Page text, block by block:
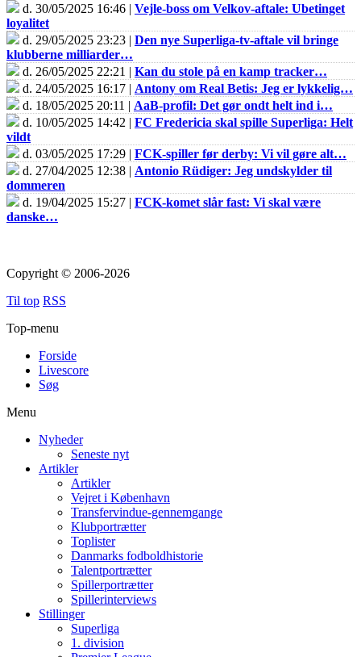
d. 30/05/2025 16:46 | Vejle-boss om Velkov-aftale: Ubetinget
loyalitet
d. 29/05/2025 23:23 | Den nye Superliga-tv-aftale vil bringe
klubberne milliarder…
d. 26/05/2025 22:21 | Kan du stole på en kamp tracker…
d. 24/05/2025 16:17 | Antony om Real Betis: Jeg er lykkelig…
d. 18/05/2025 20:11 | AaB-profil: Det gør ondt helt ind i…
d. 10/05/2025 14:42 | FC Fredericia skal spille Superliga: Helt
vildt
d. 03/05/2025 17:29 | FCK-spiller før derby: Vi vil gøre alt…
d. 27/04/2025 12:38 | Antonio Rüdiger: Jeg undskylder til
dommeren
d. 19/04/2025 15:27 | FCK-komet slår fast: Vi skal være
danske…
Copyright © 2006-2026
Til top RSS
Top-menu
Forside
Livescore
Søg
Menu
Nyheder
Seneste nyt
Artikler
Artikler
Vejret i København
Transfervindue-gennemgange
Klubportrætter
Toplister
Danmarks fodboldhistorie
Talentportrætter
Spillerportrætter
Spillerinterviews
Stillinger
Superliga
1. division